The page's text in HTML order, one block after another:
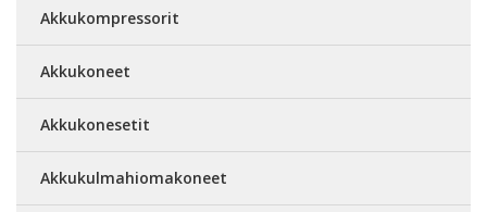
Akkukompressorit
Akkukoneet
Akkukonesetit
Akkukulmahiomakoneet